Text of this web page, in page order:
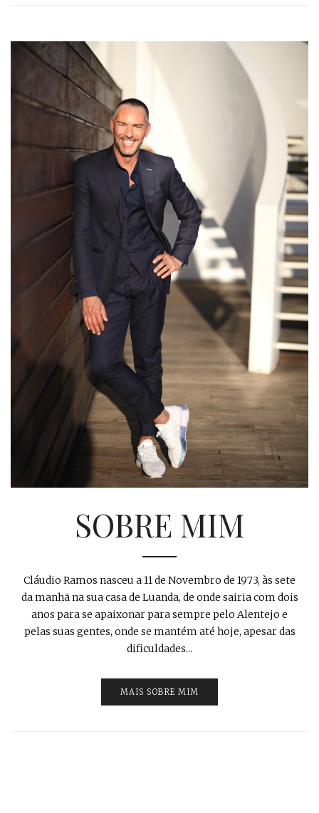
SOBRE MIM
Cláudio Ramos nasceu a 11 de Novembro de 1973, às sete
da manhã na sua casa de Luanda, de onde sairia com dois
anos para se apaixonar para sempre pelo Alentejo e
pelas suas gentes, onde se mantém até hoje, apesar das
dificuldades...
MAIS SOBRE MIM